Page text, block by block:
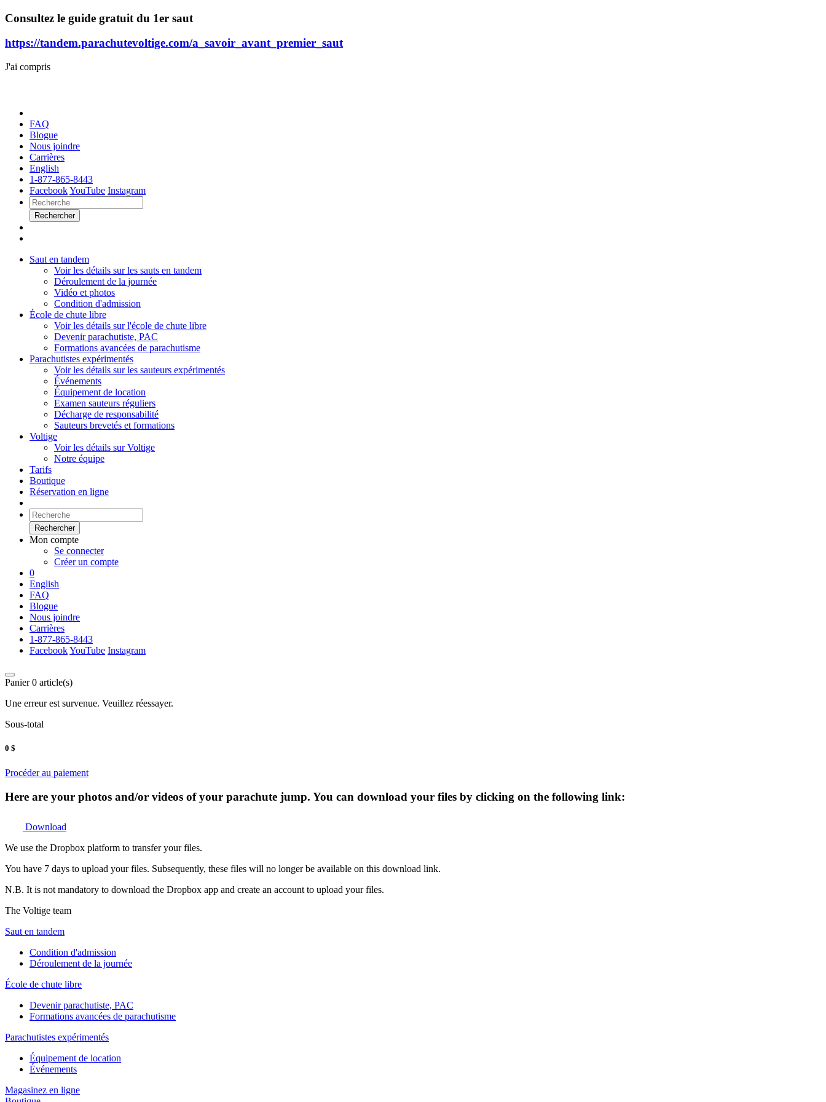
Consultez le guide gratuit du 1er saut
https://tandem.parachutevoltige.com/a_savoir_avant_premier_saut
J'ai compris
FAQ
Blogue
Nous joindre
Carrières
English
1-877-865-8443
FacebookYouTube Instagram
Rechercher
Saut en tandem
Voir les détails sur les sauts en tandem
Déroulement de la journée
Vidéo et photos
Condition d'admission
École de chute libre
Voir les détails sur l'école de chute libre
Devenir parachutiste, PAC
Formations avancées de parachutisme
Parachutistes expérimentés
Voir les détails sur les sauteurs expérimentés
Événements
Équipement de location
Examen sauteurs réguliers
Décharge de responsabilité
Sauteurs brevetés et formations
Voltige
Voir les détails sur Voltige
Notre équipe
Tarifs
Boutique
Réservation en ligne
Rechercher
Mon compte
Se connecter
Créer un compte
0
English
FAQ
Blogue
Nous joindre
Carrières
1-877-865-8443
FacebookYouTube Instagram
Panier0 article(s)
Une erreur est survenue. Veuillez réessayer.
Sous-total
0 $
Procéder au paiement
Here are your photos and/or videos of your parachute jump. You can download your files by clicking on the following link:
Download
We use the Dropbox platform to transfer your files.
You have 7 days to upload your files. Subsequently, these files will no longer be available on this download link.
N.B. It is not mandatory to download the Dropbox app and create an account to upload your files.
The Voltige team
Saut en tandem
Condition d'admission
Déroulement de la journée
École de chute libre
Devenir parachutiste, PAC
Formations avancées de parachutisme
Parachutistes expérimentés
Équipement de location
Événements
Magasinez en ligne